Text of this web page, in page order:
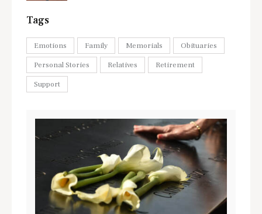
Tags
Emotions Family Memorials Obituaries
Personal Stories Relatives Retirement
Support